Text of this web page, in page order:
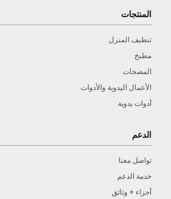
المنتجات
تنظيف المنزل
مطبخ
المضخات
الأعمال اليدوية والأدوات
أدوات يدوية
الدعم
تواصل معنا
خدمة الدعم
أجزاء + وثائق